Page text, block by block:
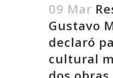
09 Mar
Gustavo
declaró
cultural